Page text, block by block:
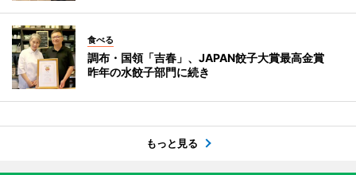
食べる
調布・国領「吉春」、JAPAN餃子大賞最高金賞
昨年の水餃子部門に続き
もっと見る